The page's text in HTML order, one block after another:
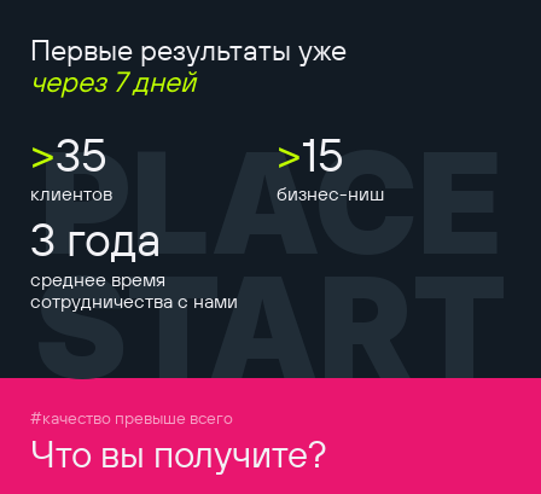
Первые результаты уже
через 7 дней
>35
клиентов
>15
бизнес-ниш
3 года
среднее время
сотрудничества с нами
PLACE
START
#качество превыше всего
Что вы получите?